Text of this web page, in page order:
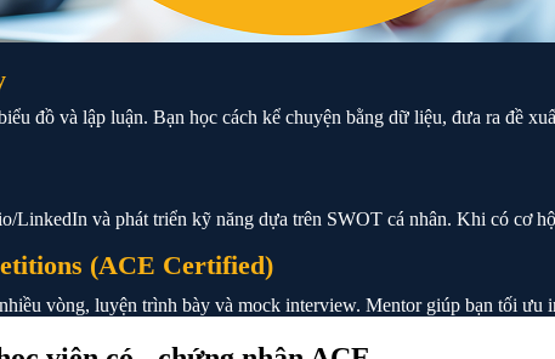
đồ và lập luận. Bạn học cách kể chuyện bằng dữ liệu, đưa ra đề
và phát triển kỹ năng dựa trên SWOT cá nhân. Khi có cơ
(ACE Certified)
vòng, luyện trình bày và mock interview. Mentor giúp bạn tối ưu